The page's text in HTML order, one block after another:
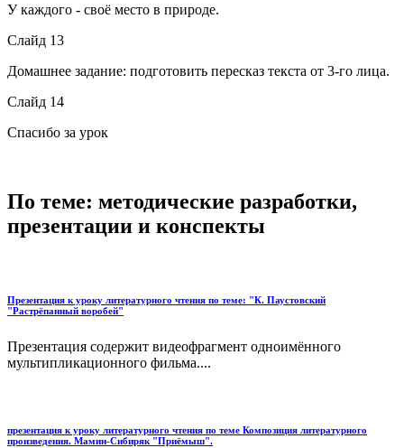
У каждого - своё место в природе.
Слайд 13
Домашнее задание: подготовить пересказ текста от 3-го лица.
Слайд 14
Спасибо за урок
По теме: методические разработки,
презентации и конспекты
Презентация к уроку литературного чтения по теме: "К. Паустовский
"Растрёпанный воробей"
Презентация содержит видеофрагмент одноимённого
мультипликационного фильма....
презентация к уроку литературного чтения по теме Композиция литературного
произведения. Мамин-Сибиряк "Приёмыш".